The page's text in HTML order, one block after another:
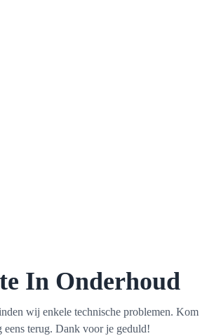
In Onderhoud
wij enkele technische problemen. Kom
eens terug. Dank voor je geduld!